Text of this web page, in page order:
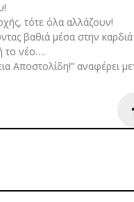
τότε όλα αλλάζουν!
βαθιά μέσα στην καρδιά
το νέο….
Αποστολίδη!” αναφέρει